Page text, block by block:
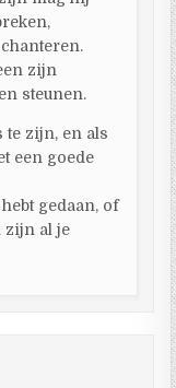
zijn
steunen.
te zijn, en als
een goede
gedaan, of
zijn al je